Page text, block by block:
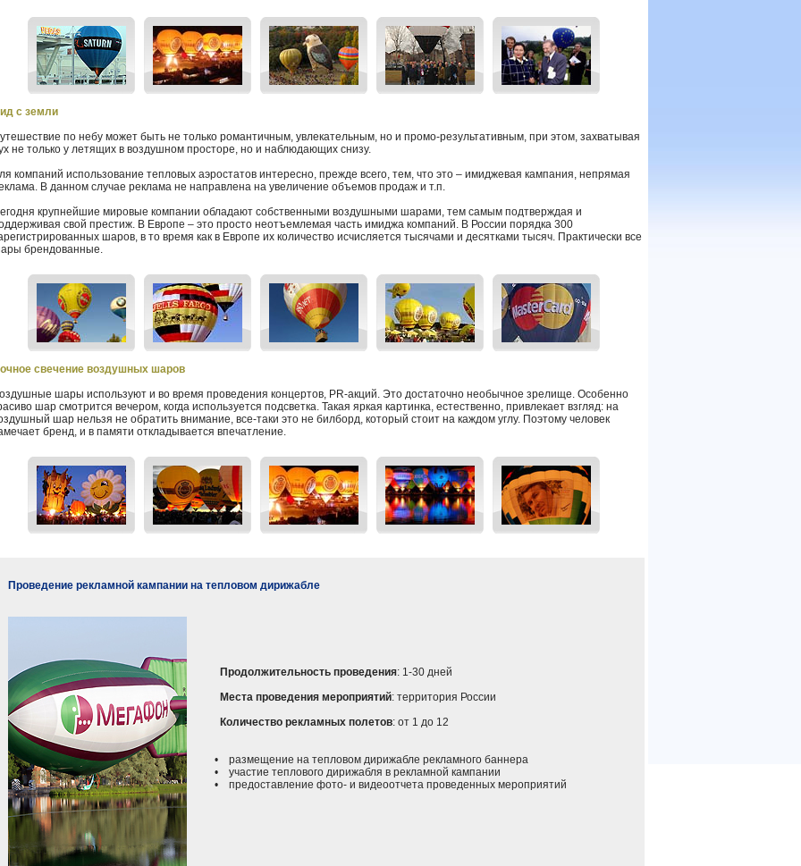
с земли
по небу может быть не только романтичным, увлекательным, но и промо-результативным, при этом, захватывая
не только у летящих в воздушном просторе, но и наблюдающих снизу.
компаний использование тепловых аэростатов интересно, прежде всего, тем, что это – имиджевая кампания, непрямая
В данном случае реклама не направлена на увеличение объемов продаж и т.п.
крупнейшие мировые компании обладают собственными воздушными шарами, тем самым подтверждая и
свой престиж. В Европе – это просто неотъемлемая часть имиджа компаний. В России порядка 300
шаров, в то время как в Европе их количество исчисляется тысячами и десятками тысяч. Практически все
брендованные.
свечение воздушных шаров
шары используют и во время проведения концертов, PR-акций. Это достаточно необычное зрелище. Особенно
шар смотрится вечером, когда используется подсветка. Такая яркая картинка, естественно, привлекает взгляд: на
шар нельзя не обратить внимание, все-таки это не билборд, который стоит на каждом углу. Поэтому человек
бренд, и в памяти откладывается впечатление.
Проведение рекламной кампании на тепловом дирижабле
Продолжительность проведения: 1-30 дней
Места проведения мероприятий: территория России
Количество рекламных полетов: от 1 до 12
• размещение на тепловом дирижабле рекламного баннера
• участие теплового дирижабля в рекламной кампании
• предоставление фото- и видеоотчета проведенных мероприятий